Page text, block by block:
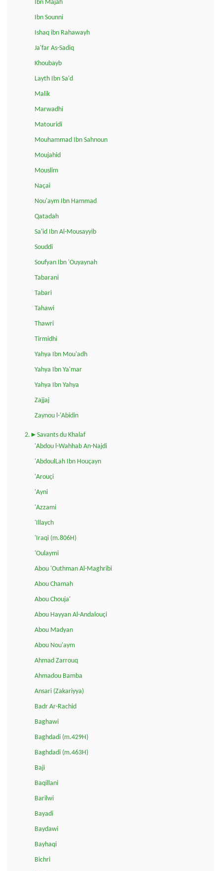
Ibn Majah
Ibn Sounni
Ishaq ibn Rahawayh
Ja'far As-Sadiq
Khoubayb
Layth Ibn Sa'd
Malik
Marwadhi
Matouridi
Mouhammad Ibn Sahnoun
Moujahid
Mouslim
Naçai
Nou'aym Ibn Hammad
Qatadah
Sa'id Ibn Al-Mousayyib
Souddi
Soufyan Ibn 'Ouyaynah
Tabarani
Tabari
Tahawi
Thawri
Tirmidhi
Yahya Ibn Mou'adh
Yahya Ibn Ya'mar
Yahya Ibn Yahya
Zajjaj
Zaynou l-'Abidin
2.►Savants du Khalaf
'Abdou l-Wahhab An-Najdi
'AbdoulLah Ibn Houçayn
'Arouçi
'Ayni
'Azzami
'Illaych
'Iraqi (m.806H)
'Oulaymi
Abou 'Outhman Al-Maghribi
Abou Chamah
Abou Chouja'
Abou Hayyan Al-Andalouçi
Abou Madyan
Abou Nou'aym
Ahmad Zarrouq
Ahmadou Bamba
Ansari (Zakariyya)
Badr Ar-Rachid
Baghawi
Baghdadi (m.429H)
Baghdadi (m.463H)
Baji
Baqillani
Barilwi
Bayadi
Baydawi
Bayhaqi
Bichri